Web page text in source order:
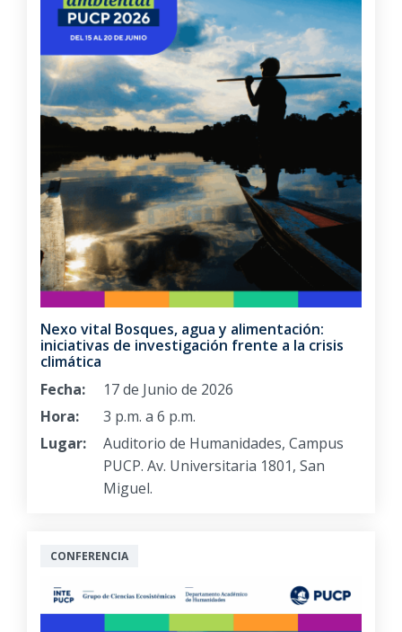
Nexo vital Bosques, agua y alimentación:
iniciativas de investigación frente a la crisis
climática
Fecha:
17 de Junio de 2026
Hora:
3 p.m. a 6 p.m.
Lugar:
Auditorio de Humanidades, Campus
PUCP. Av. Universitaria 1801, San
Miguel.
CONFERENCIA